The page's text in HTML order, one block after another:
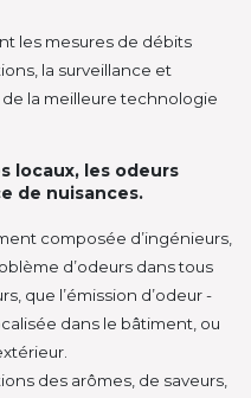
les mesures de débits
la surveillance et
la meilleure technologie
locaux, les odeurs
de nuisances.
composée d’ingénieurs,
d’odeurs dans tous
que l’émission d’odeur -
dans le bâtiment, ou
des arômes, de saveurs,